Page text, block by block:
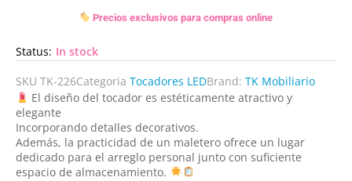
Precios exclusivos para compras online
Status: In stock
SKU TK-226Categoria Tocadores LEDBrand: TK Mobiliario
El diseño del tocador es estéticamente atractivo y
elegante
Incorporando detalles decorativos.
Además, la practicidad de un maletero ofrece un lugar
dedicado para el arreglo personal junto con suficiente
espacio de almacenamiento.